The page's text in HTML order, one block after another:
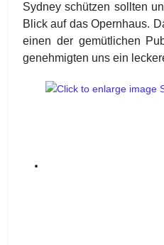
Sydney schützen sollten
Blick auf das Opernhaus.
einen der gemütlichen
genehmigten uns ein